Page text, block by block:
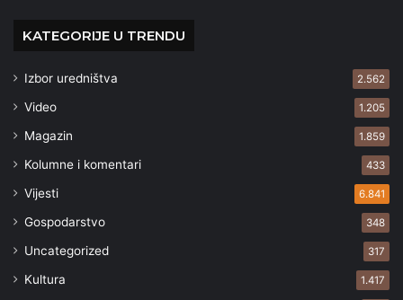
KATEGORIJE U TRENDU
Izbor uredništva 2.562
Video 1.205
Magazin 1.859
Kolumne i komentari 433
Vijesti 6.841
Gospodarstvo 348
Uncategorized 317
Kultura 1.417